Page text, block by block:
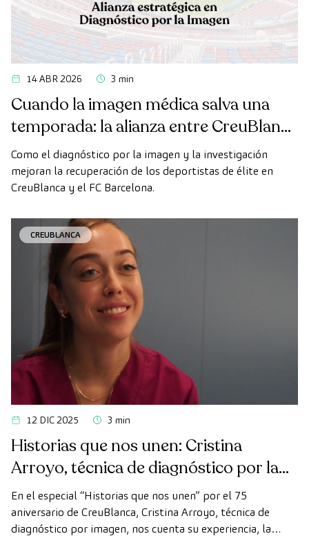
14 ABR 2026 3 min
Cuando la imagen médica salva una
temporada: la alianza entre CreuBlanca
y el FC Barcelona
Como el diagnóstico por la imagen y la investigación
mejoran la recuperación de los deportistas de élite en
CreuBlanca y el FC Barcelona.
CREUBLANCA
12 DIC 2025 3 min
Historias que nos unen: Cristina
Arroyo, técnica de diagnóstico por la
imagen
En el especial “Historias que nos unen” por el 75
aniversario de CreuBlanca, Cristina Arroyo, técnica de
diagnóstico por imagen, nos cuenta su experiencia, la